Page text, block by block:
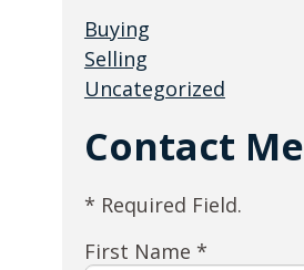
Buying
Selling
Uncategorized
Contact Me
* Required Field.
First Name *